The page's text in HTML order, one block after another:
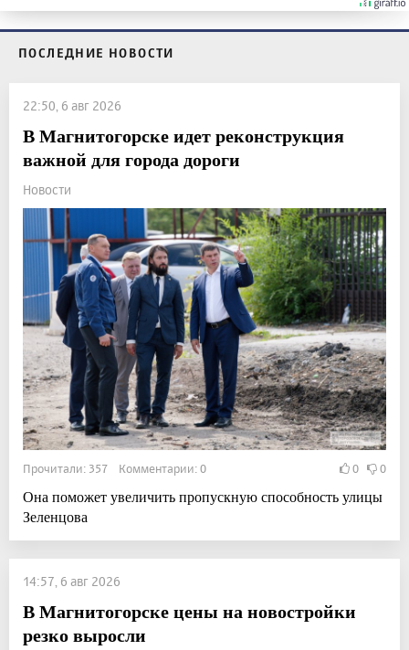
ПОСЛЕДНИЕ НОВОСТИ
22:50, 6 авг 2026
В Магнитогорске идет реконструкция
важной для города дороги
Новости
Прочитали: 357 Комментарии: 0 0 0
Она поможет увеличить пропускную способность улицы
Зеленцова
14:57, 6 авг 2026
В Магнитогорске цены на новостройки
резко выросли